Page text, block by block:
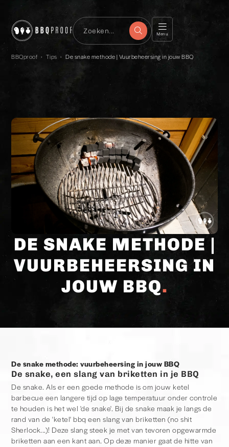
Menu
BBQproof › Tips › De snake methode | Vuurbeheersing in jouw BBQ
DE SNAKE METHODE |
VUURBEHEERSING IN
JOUW BBQ
De snake methode: vuurbeheersing in jouw BBQ
De snake, een slang van briketten in je BBQ
De snake. Als er een goede methode is om jouw ketel
barbecue een langere tijd op lage temperatuur onder controle
te houden is het wel 'de snake'. Bij de snake maak je langs de
rand van de 'ketel' bbq een slang van briketten (no shit
Sherlock...)! Deze slang steek je met van tevoren opgewarmde
briketten aan een kant aan. Op deze manier gaat de hitte van